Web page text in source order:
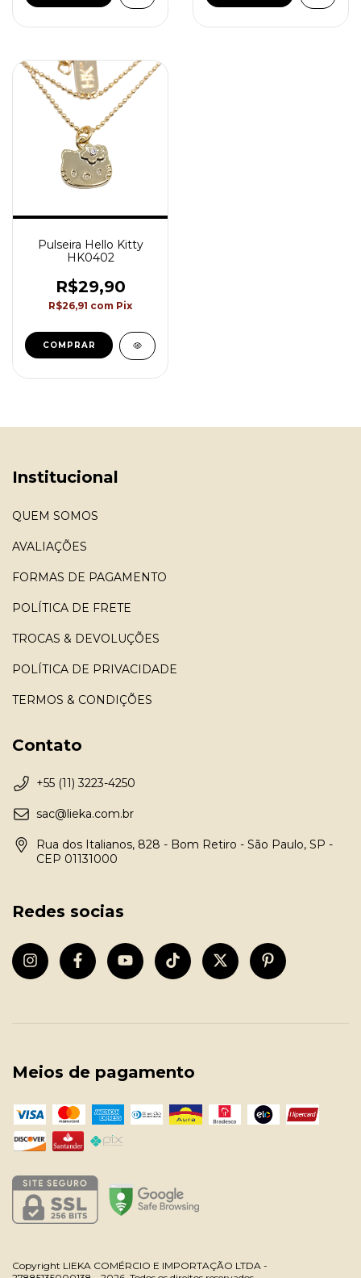
Pulseira Hello Kitty
HK0402
R$29,90
R$26,91 com Pix
COMPRAR
Institucional
QUEM SOMOS
AVALIAÇÕES
FORMAS DE PAGAMENTO
POLÍTICA DE FRETE
TROCAS & DEVOLUÇÕES
POLÍTICA DE PRIVACIDADE
TERMOS & CONDIÇÕES
Contato
+55 (11) 3223-4250
sac@lieka.com.br
Rua dos Italianos, 828 - Bom Retiro - São Paulo, SP -
CEP 01131000
Redes socias
Meios de pagamento
Copyright LIEKA COMÉRCIO E IMPORTAÇÃO LTDA -